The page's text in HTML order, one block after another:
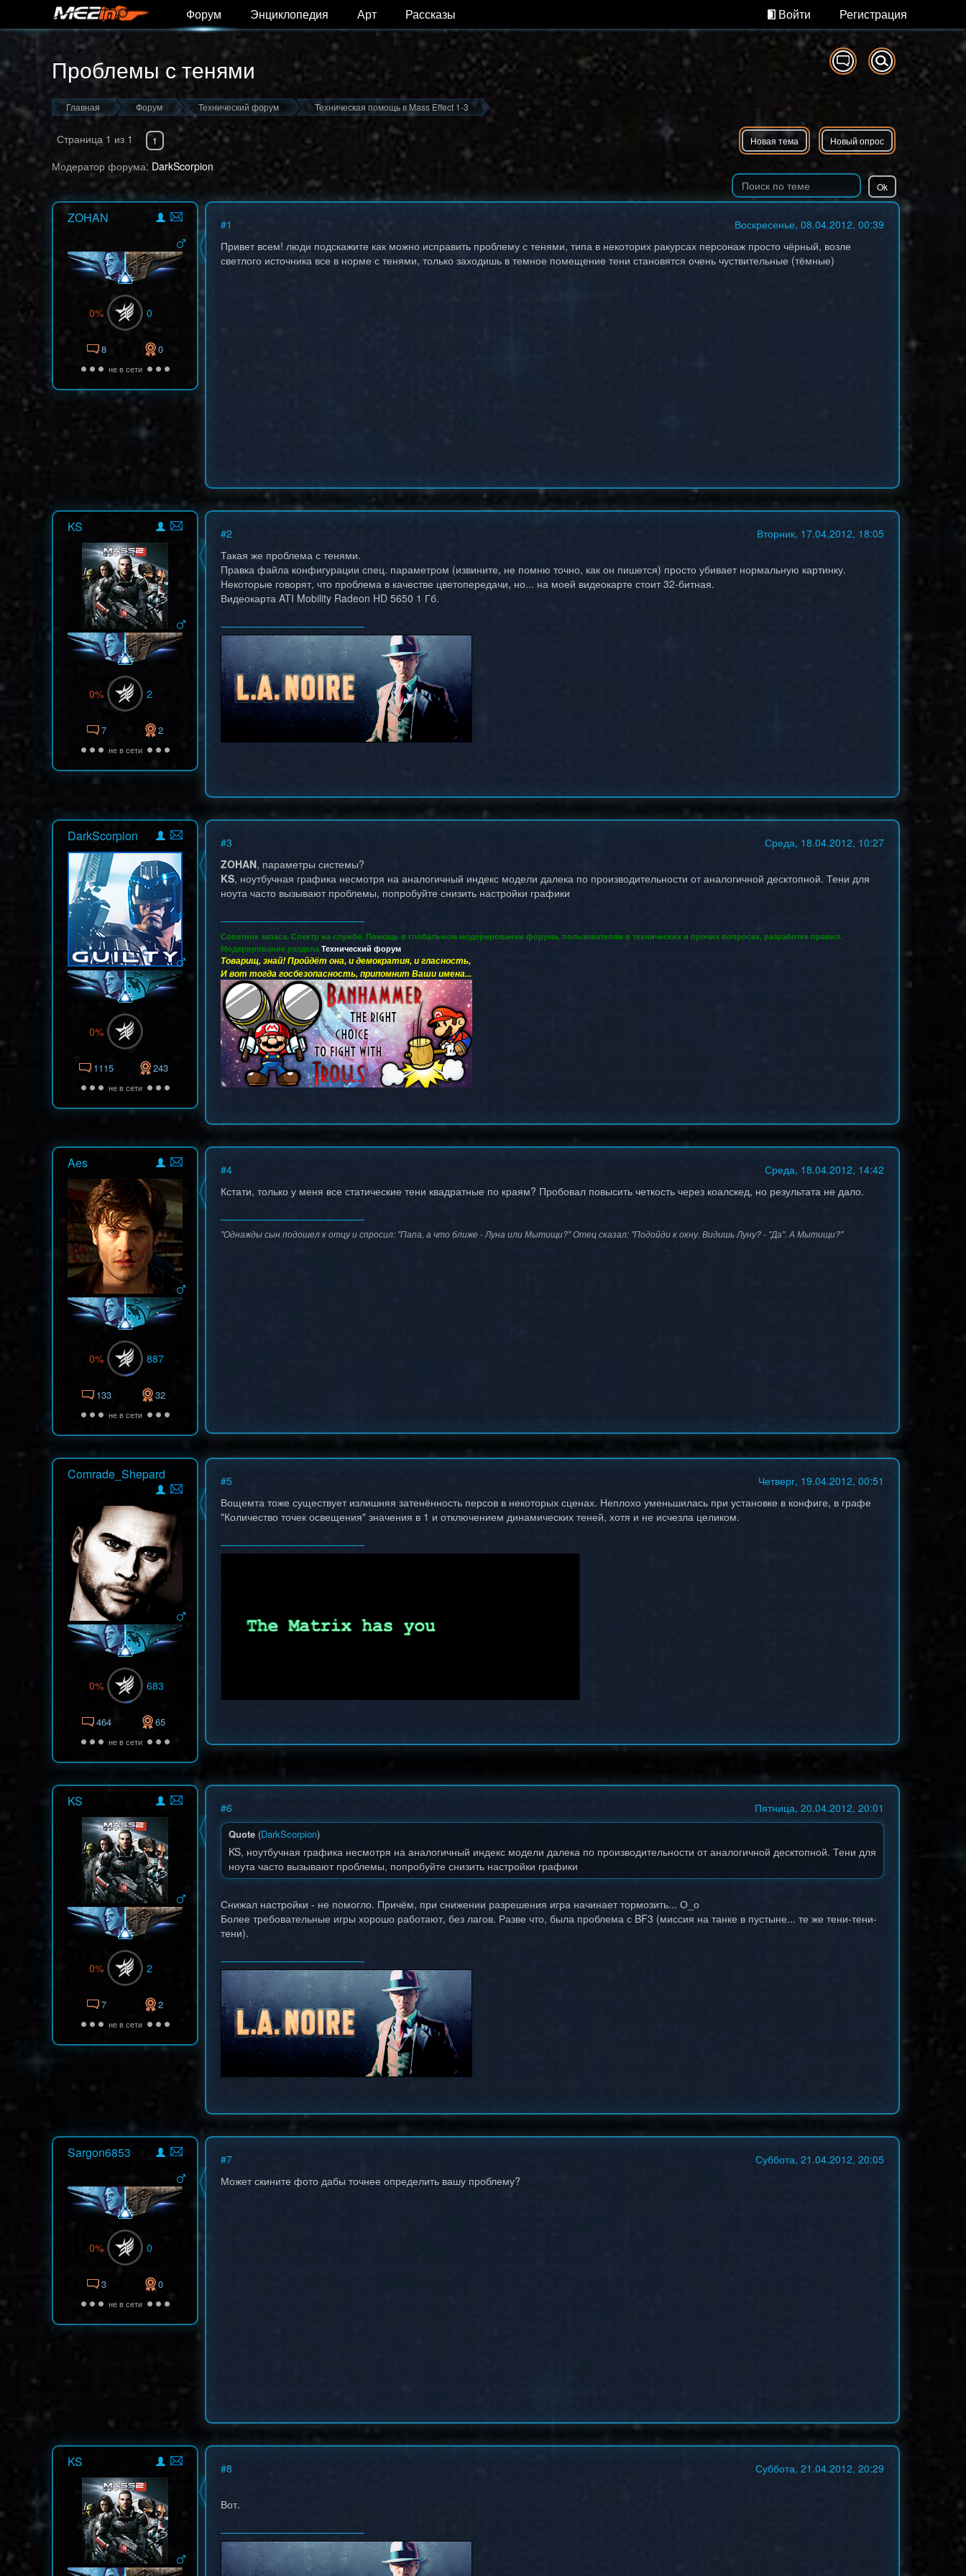
Форум Энциклопедия Арт Рассказы Войти Регистрация
Проблемы с тенями
Главная Форум Технический форум Техническая помощь в Mass Effect 1-3
Страница 1 из 1 1 Новая тема Новый опрос
Модератор форума: DarkScorpion
ZOHAN
0% 0
8 0
не в сети
#1
Воскресенье, 08.04.2012, 00:39
Привет всем! люди подскажите как можно исправить проблему с тенями, типа в некоторих ракурсах персонаж просто чёрный, возле
светлого источника все в норме с тенями, только заходишь в темное помещение тени становятся очень чуствительные (тёмные)
KS
0% 2
7 2
не в сети
#2
Вторник, 17.04.2012, 18:05
Такая же проблема с тенями.
Правка файла конфигурации спец. параметром (извините, не помню точно, как он пишется) просто убивает нормальную картинку.
Некоторые говорят, что проблема в качестве цветопередачи, но... на моей видеокарте стоит 32-битная.
Видеокарта ATI Mobility Radeon HD 5650 1 Гб.
DarkScorpion
0%
1115 243
не в сети
#3
Среда, 18.04.2012, 10:27
ZOHAN, параметры системы?
KS, ноутбучная графика несмотря на аналогичный индекс модели далека по производительности от аналогичной десктопной. Тени для
ноута часто вызывают проблемы, попробуйте снизить настройки графики
Советник запаса. Спектр на службе. Помощь в глобальном модерировании форума, пользователям в технических и прочих вопросах, разработке правил.
Модерирование раздела Технический форум
Товарищ, знай! Пройдёт она, и демократия, и гласность,
И вот тогда госбезопасность, припомнит Ваши имена...
Aes
0% 887
133 32
не в сети
#4
Среда, 18.04.2012, 14:42
Кстати, только у меня все статические тени квадратные по краям? Пробовал повысить четкость через коалскед, но результата не дало.
"Однажды сын подошел к отцу и спросил: "Папа, а что ближе - Луна или Мытищи?" Отец сказал: "Подойди к окну. Видишь Луну? - "Да". А Мытищи?"
Comrade_Shepard
0% 683
464 65
не в сети
#5
Четверг, 19.04.2012, 00:51
Вощемта тоже существует излишняя затенённость персов в некоторых сценах. Неплохо уменьшилась при установке в конфиге, в графе
"Количество точек освещения" значения в 1 и отключением динамических теней, хотя и не исчезла целиком.
KS
0% 2
7 2
не в сети
#6 Пятница, 20.04.2012, 20:01
Quote (DarkScorpion)
KS, ноутбучная графика несмотря на аналогичный индекс модели далека по производительности от аналогичной десктопной. Тени для
ноута часто вызывают проблемы, попробуйте снизить настройки графики
Снижал настройки - не помогло. Причём, при снижении разрешения игра начинает тормозить... О_о
Более требовательные игры хорошо работают, без лагов. Разве что, была проблема с BF3 (миссия на танке в пустыне... те же тени-тени-
тени).
Sargon6853
0% 0
3 0
не в сети
#7
Суббота, 21.04.2012, 20:05
Может скините фото дабы точнее определить вашу проблему?
KS #8 Суббота, 21.04.2012, 20:29
Вот.